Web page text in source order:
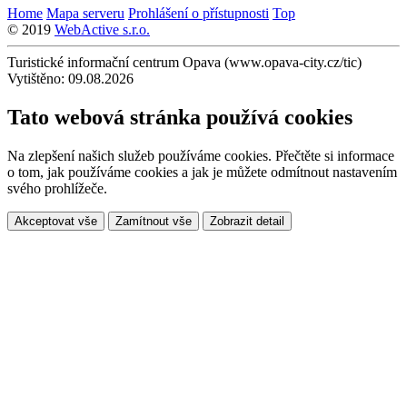
Home Mapa serveru Prohlášení o přístupnosti Top
© 2019 WebActive s.r.o.
Turistické informační centrum Opava (www.opava-city.cz/tic)
Vytištěno: 09.08.2026
Tato webová stránka používá cookies
Na zlepšení našich služeb používáme cookies. Přečtěte si informace
o tom, jak používáme cookies a jak je můžete odmítnout nastavením
svého prohlížeče.
Akceptovat vše Zamítnout vše Zobrazit detail